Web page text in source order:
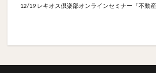
12/19 レキオス倶楽部オンラインセミナー「不動産